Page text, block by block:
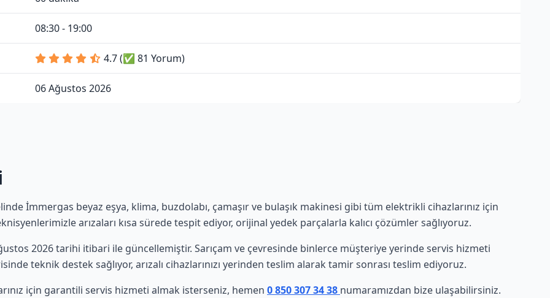
08:30 - 19:00
4.7 (✅ 81 Yorum)
06 Ağustos 2026
İmmergas beyaz eşya, klima, buzdolabı, çamaşır ve bulaşık makinesi gibi tüm elektrikli cihazlarınız için
arızaları kısa sürede tespit ediyor, orijinal yedek parçalarla kalıcı çözümler sağlıyoruz.
2026 tarihi itibari ile güncellemiştir. Sarıçam ve çevresinde binlerce müşteriye yerinde servis hizmeti
teknik destek sağlıyor, arızalı cihazlarınızı yerinden teslim alarak tamir sonrası teslim ediyoruz.
için garantili servis hizmeti almak isterseniz, hemen 0 850 307 34 38 numaramızdan bize ulaşabilirsiniz.